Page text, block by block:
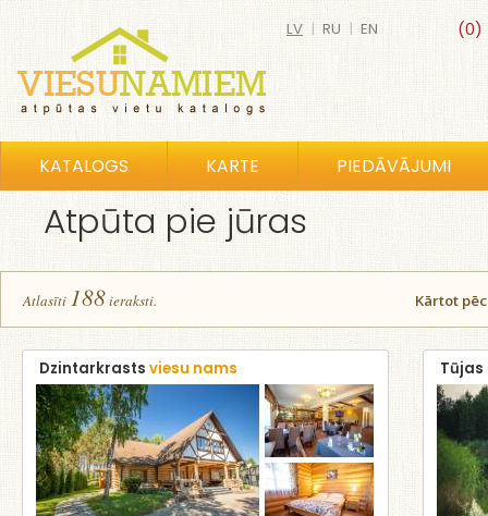
(0)
LV | RU | EN
KATALOGS KARTE PIEDĀVĀJUMI
Atpūta pie jūras
Atlasīti 188ieraksti. Kārtot
Dzintarkrastsviesu nams